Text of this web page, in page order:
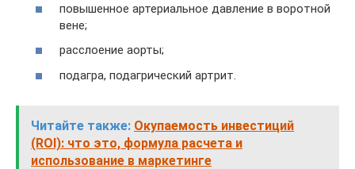
повышенное артериальное давление в воротной
вене;
расслоение аорты;
подагра, подагрический артрит.
Читайте также: Окупаемость инвестиций
(ROI): что это, формула расчета и
использование в маркетинге